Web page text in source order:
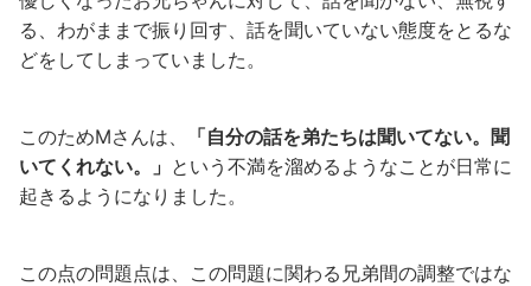
る、わがままで振り回す、話を聞いていない態度をとるな
どをしてしまっていました。
このためMさんは、
「自分の話を弟たちは聞いてない。聞
いてくれない。」 という不満を溜めるようなことが日常に
起きるようになりました。
この点の問題点は、この問題に関わる兄弟間の調整ではな